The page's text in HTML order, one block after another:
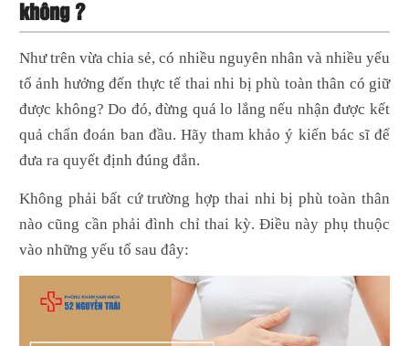
không ?
Như trên vừa chia sẻ, có nhiều nguyên nhân và nhiều yếu
tố ảnh hưởng đến thực tế thai nhi bị phù toàn thân có giữ
được không? Do đó, đừng quá lo lắng nếu nhận được kết
quả chẩn đoán ban đầu. Hãy tham khảo ý kiến bác sĩ để
đưa ra quyết định đúng đắn.
Không phải bất cứ trường hợp thai nhi bị phù toàn thân
nào cũng cần phải đình chỉ thai kỳ. Điều này phụ thuộc
vào những yếu tố sau đây: